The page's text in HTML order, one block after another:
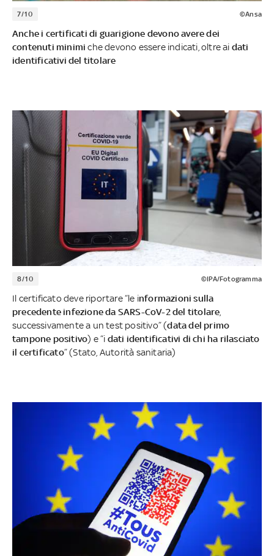
7/10 ©Ansa
Anche i certificati di guarigione devono avere dei
contenuti minimi che devono essere indicati, oltre ai dati
identificativi del titolare
8/10 ©IPA/Fotogramma
Il certificato deve riportare “le informazioni sulla
precedente infezione da SARS-CoV-2 del titolare,
successivamente a un test positivo” (data del primo
tampone positivo) e “i dati identificativi di chi ha rilasciato
il certificato” (Stato, Autorità sanitaria)